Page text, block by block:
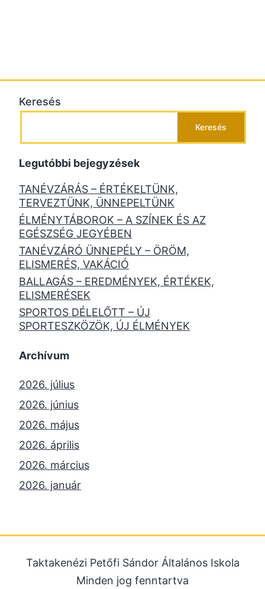
Keresés
Keresés
Legutóbbi bejegyzések
TANÉVZÁRÁS – ÉRTÉKELTÜNK,
TERVEZTÜNK, ÜNNEPELTÜNK
ÉLMÉNYTÁBOROK – A SZÍNEK ÉS AZ
EGÉSZSÉG JEGYÉBEN
TANÉVZÁRÓ ÜNNEPÉLY – ÖRÖM,
ELISMERÉS, VAKÁCIÓ
BALLAGÁS – EREDMÉNYEK, ÉRTÉKEK,
ELISMERÉSEK
SPORTOS DÉLELŐTT – ÚJ
SPORTESZKÖZÖK, ÚJ ÉLMÉNYEK
Archívum
2026. július
2026. június
2026. május
2026. április
2026. március
2026. január
2025. július
2025. június
Taktakenézi Petőfi Sándor Általános Iskola
Minden jog fenntartva